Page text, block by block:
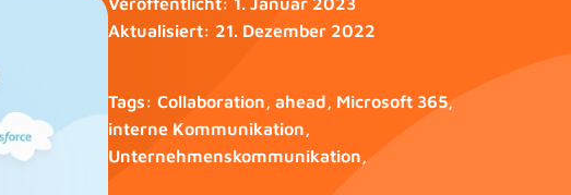
Aktualisiert: 21. Dezember 2022
Tags: Collaboration, ahead, Microsoft 365,
interne Kommunikation,
Unternehmenskommunikation,